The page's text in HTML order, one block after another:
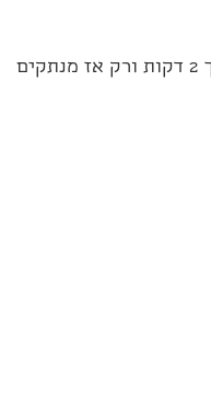
כשמוציאים את העוגיות מהתנור משאירים אותן על המגש החם למשך 2 דקות ורק אז מנתקים